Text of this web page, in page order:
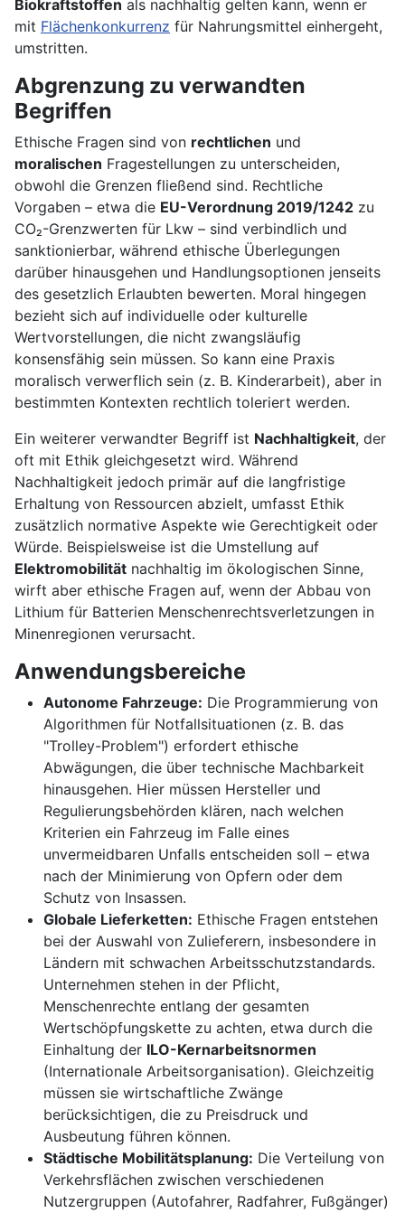
Biokraftstoffen als nachhaltig gelten kann, wenn er
mit Flächenkonkurrenz für Nahrungsmittel einhergeht,
umstritten.
Abgrenzung zu verwandten
Begriffen
Ethische Fragen sind von rechtlichen und
moralischen Fragestellungen zu unterscheiden,
obwohl die Grenzen fließend sind. Rechtliche
Vorgaben – etwa die EU-Verordnung 2019/1242 zu
CO₂-Grenzwerten für Lkw – sind verbindlich und
sanktionierbar, während ethische Überlegungen
darüber hinausgehen und Handlungsoptionen jenseits
des gesetzlich Erlaubten bewerten. Moral hingegen
bezieht sich auf individuelle oder kulturelle
Wertvorstellungen, die nicht zwangsläufig
konsensfähig sein müssen. So kann eine Praxis
moralisch verwerflich sein (z. B. Kinderarbeit), aber in
bestimmten Kontexten rechtlich toleriert werden.
Ein weiterer verwandter Begriff ist Nachhaltigkeit, der
oft mit Ethik gleichgesetzt wird. Während
Nachhaltigkeit jedoch primär auf die langfristige
Erhaltung von Ressourcen abzielt, umfasst Ethik
zusätzlich normative Aspekte wie Gerechtigkeit oder
Würde. Beispielsweise ist die Umstellung auf
Elektromobilität nachhaltig im ökologischen Sinne,
wirft aber ethische Fragen auf, wenn der Abbau von
Lithium für Batterien Menschenrechtsverletzungen in
Minenregionen verursacht.
Anwendungsbereiche
Autonome Fahrzeuge: Die Programmierung von
Algorithmen für Notfallsituationen (z. B. das
"Trolley-Problem") erfordert ethische
Abwägungen, die über technische Machbarkeit
hinausgehen. Hier müssen Hersteller und
Regulierungsbehörden klären, nach welchen
Kriterien ein Fahrzeug im Falle eines
unvermeidbaren Unfalls entscheiden soll – etwa
nach der Minimierung von Opfern oder dem
Schutz von Insassen.
Globale Lieferketten: Ethische Fragen entstehen
bei der Auswahl von Zulieferern, insbesondere in
Ländern mit schwachen Arbeitsschutzstandards.
Unternehmen stehen in der Pflicht,
Menschenrechte entlang der gesamten
Wertschöpfungskette zu achten, etwa durch die
Einhaltung der ILO-Kernarbeitsnormen
(Internationale Arbeitsorganisation). Gleichzeitig
müssen sie wirtschaftliche Zwänge
berücksichtigen, die zu Preisdruck und
Ausbeutung führen können.
Städtische Mobilitätsplanung: Die Verteilung von
Verkehrsflächen zwischen verschiedenen
Nutzergruppen (Autofahrer, Radfahrer, Fußgänger)